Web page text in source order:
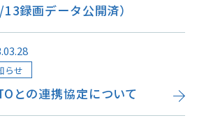
13録画データ公開済）
との連携協定について
らせ